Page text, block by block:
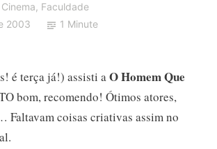
Cinema, Faculdade
2003
1 Minute
é terça já!) assisti aO Homem Que
bom, recomendo! Ótimos atores,
coisas criativas assim no